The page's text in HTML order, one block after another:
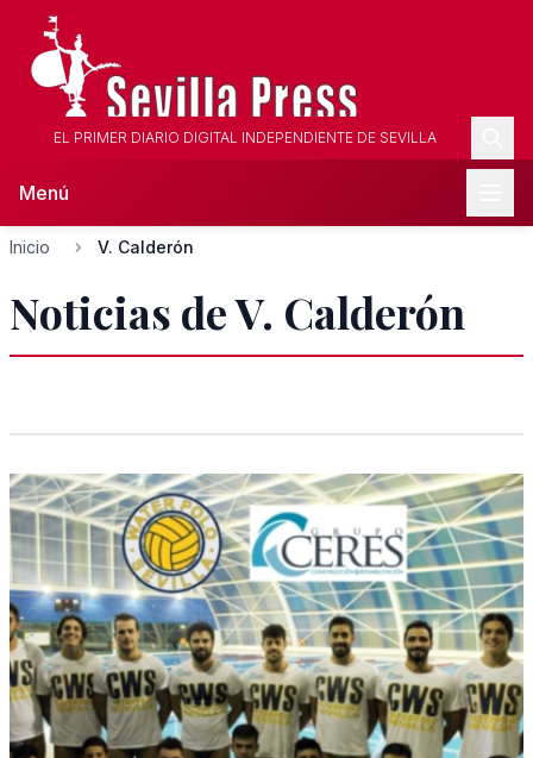
EL PRIMER DIARIO DIGITAL INDEPENDIENTE DE SEVILLA
Menú
Inicio V. Calderón
Noticias de V. Calderón